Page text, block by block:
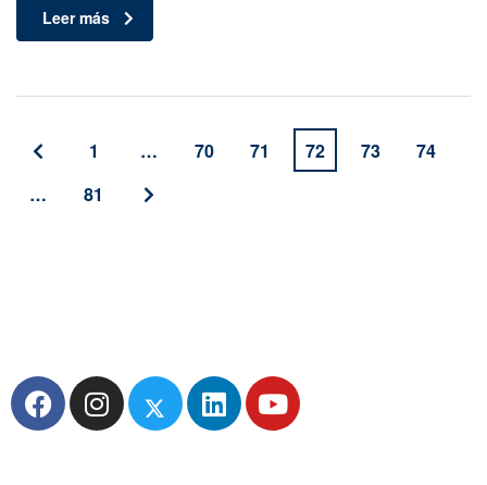
Leer más
1 … 70 71 72 73
74
…
81